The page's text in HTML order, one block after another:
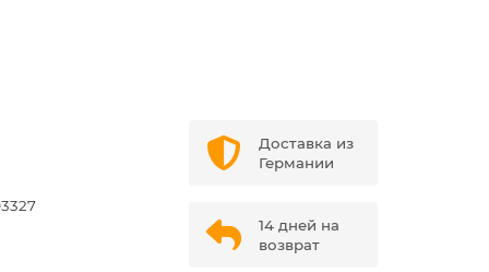
Доставка из
Германии
14 дней на
возврат